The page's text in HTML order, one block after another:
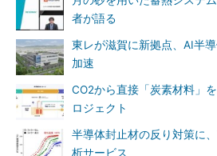
者が語る
東レが滋賀に新拠点、AI半
加速
CO2から直接「炭素材料」
ロジェクト
半導体封止材の反り対策に
析サービス